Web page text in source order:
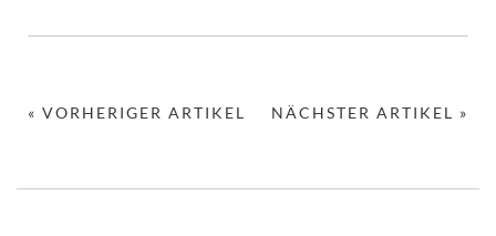
NÄCHSTER ARTIKEL »
« VORHERIGER ARTIKEL